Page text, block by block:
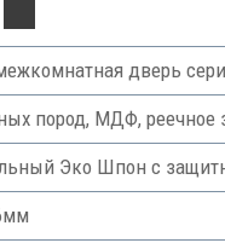
дверь
пород, МДФ, реечное
Эко Шпон с